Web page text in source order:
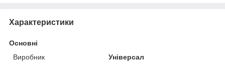
Характеристики
Основні
Виробник
Універсал